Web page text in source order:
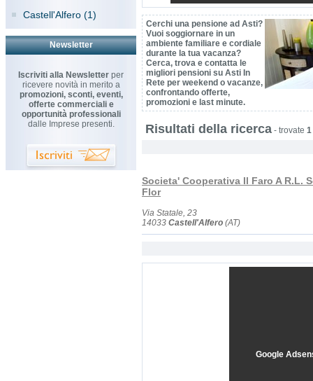
Castell'Alfero (1)
Newsletter
Iscriviti alla Newsletter per
ricevere novità in merito a
promozioni, sconti, eventi,
offerte commerciali e
opportunità professionali
dalle Imprese presenti.
Cerchi una pensione ad Asti?
Vuoi soggiornare in un
ambiente familiare e cordiale
durante la tua vacanza?
Cerca, trova e contatta le
migliori pensioni su Asti In
Rete per weekend o vacanze,
confrontando offerte,
promozioni e last minute.
Risultati della ricerca - trovate 1
Societa' Cooperativa Il Faro A R.L.
Flor
Via Statale, 23
14033 Castell'Alfero (AT)
Google